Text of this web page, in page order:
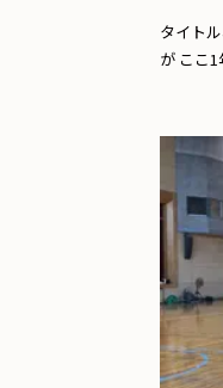
タイト
が ここ1